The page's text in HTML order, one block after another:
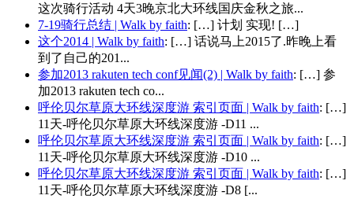
这次骑行活动 4天3晚京北大环线国庆金秋之旅...
7-19骑行总结 | Walk by faith: […] 计划 实现! […]
这个2014 | Walk by faith: […] 话说马上2015了.昨晚上看
到了自己的201...
参加2013 rakuten tech conf见闻(2) | Walk by faith: […] 参
加2013 rakuten tech co...
呼伦贝尔草原大环线深度游 索引页面 | Walk by faith: […]
11天-呼伦贝尔草原大环线深度游 -D11 ...
呼伦贝尔草原大环线深度游 索引页面 | Walk by faith: […]
11天-呼伦贝尔草原大环线深度游 -D10 ...
呼伦贝尔草原大环线深度游 索引页面 | Walk by faith: […]
11天-呼伦贝尔草原大环线深度游 -D8 [...